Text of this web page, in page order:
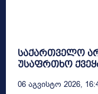
საქართველო
უსაფრთხო
06 Აგვისტო 2026,